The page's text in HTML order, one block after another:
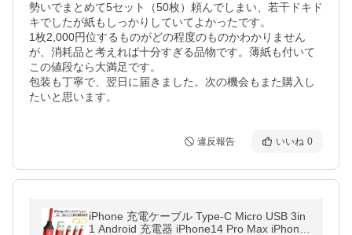
勢いでまとめて5セット（50枚）頼んでしまい、若干ドキド
キでしたが紙もしっかりしていてよかったです。
1枚2,000円位するものがどの程度のものかわかりません
が、消耗品と考えれば十分すぎる品物です。薄紙も付いて
この値段なら大満足です。
包装も丁寧で、翌日に届きました。次の機会もまた購入し
たいと思います。
違反報告 いいね 0
iPhone 充電ケーブル Type-C Micro USB 3in
1 Android 充電器 iPhone14 Pro Max iPhone